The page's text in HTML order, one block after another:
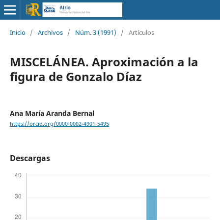
Inicio / Archivos / Núm. 3 (1991) / Artículos
MISCELÁNEA. Aproximación a la
figura de Gonzalo Díaz
Ana María Aranda Bernal
https://orcid.org/0000-0002-4901-5495
Descargas